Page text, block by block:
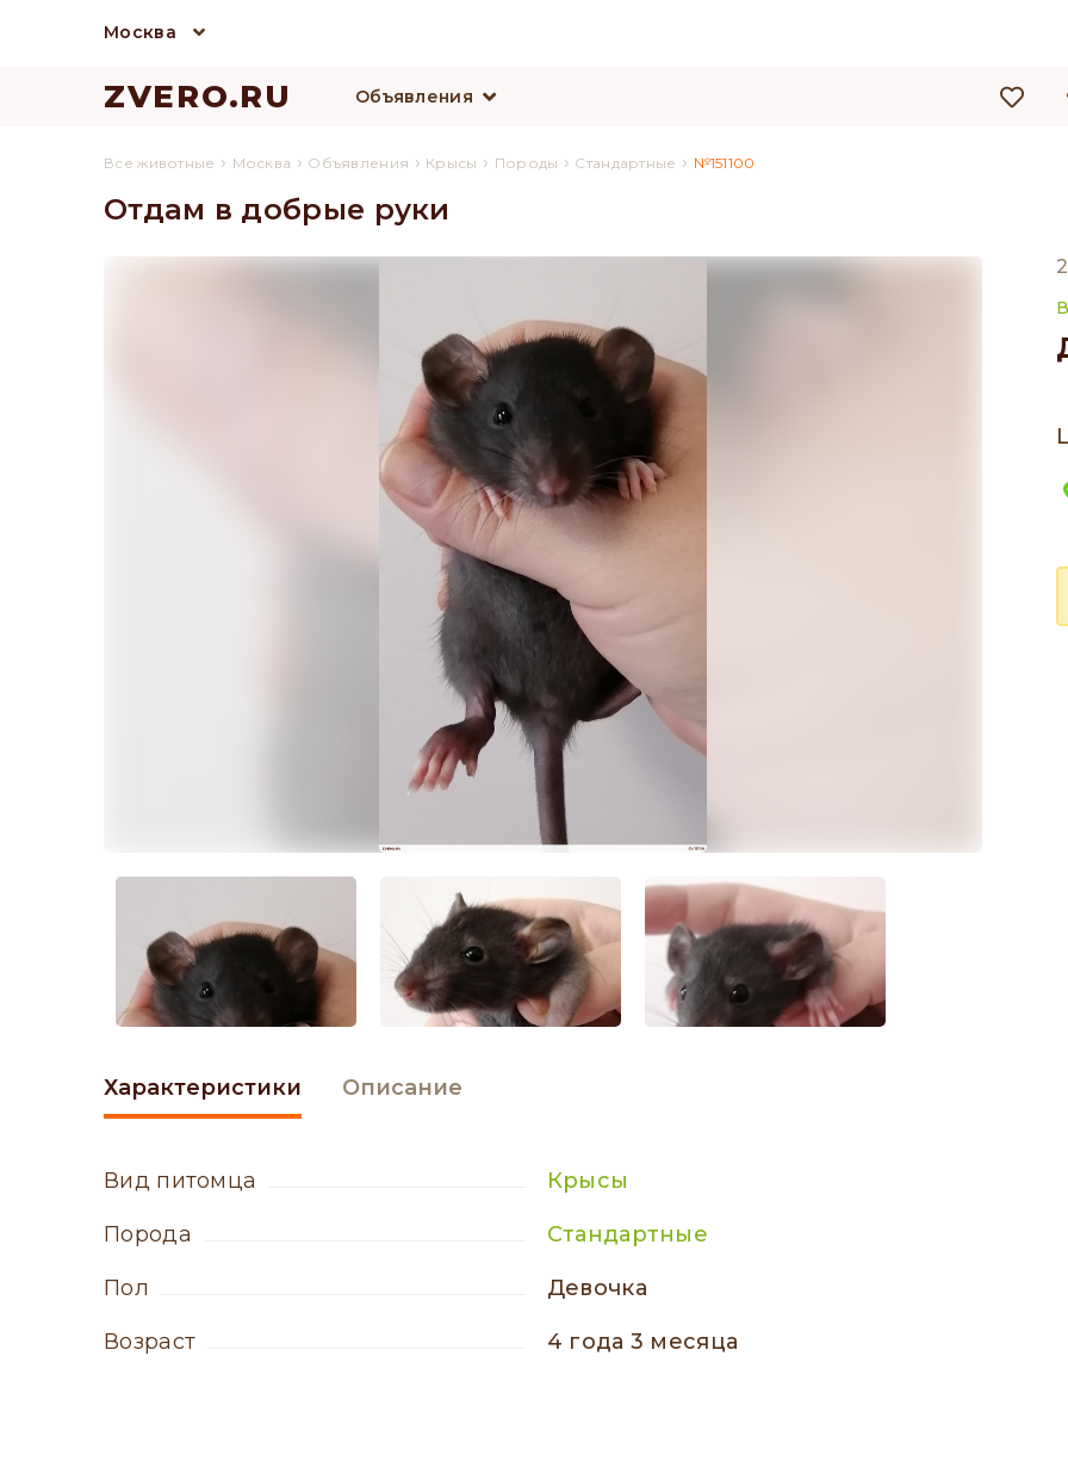
Москва
ZVERO.RU Объявления
Все животные › Москва › Объявления › Крысы › Породы › Стандартные › №151100
Отдам в добрые руки
Характеристики
вид питомца Крысы
порода Стандартные
пол девочка
возраст 4 года 3 месяца
Описание